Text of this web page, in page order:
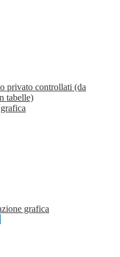
privato controllati (da
tabelle)
grafica